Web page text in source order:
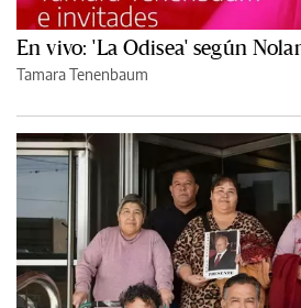
En vivo: 'La Odisea' según
Tamara Tenenbaum